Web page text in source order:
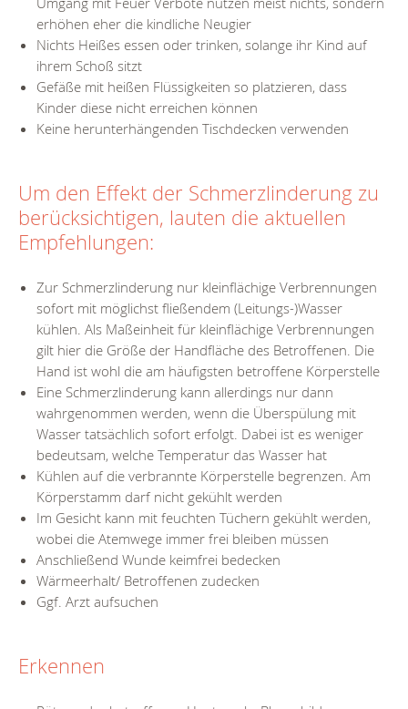
erhöhen eher die kindliche Neugier
Nichts Heißes essen oder trinken, solange ihr Kind auf
ihrem Schoß sitzt
Gefäße mit heißen Flüssigkeiten so platzieren, dass
Kinder diese nicht erreichen können
Keine herunterhängenden Tischdecken verwenden
Um den Effekt der Schmerzlinderung zu
berücksichtigen, lauten die aktuellen
Empfehlungen:
Zur Schmerzlinderung nur kleinflächige Verbrennungen
sofort mit möglichst fließendem (Leitungs-)Wasser
kühlen. Als Maßeinheit für kleinflächige Verbrennungen
gilt hier die Größe der Handfläche des Betroffenen. Die
Hand ist wohl die am häufigsten betroffene Körperstelle
Eine Schmerzlinderung kann allerdings nur dann
wahrgenommen werden, wenn die Überspülung mit
Wasser tatsächlich sofort erfolgt. Dabei ist es weniger
bedeutsam, welche Temperatur das Wasser hat
Kühlen auf die verbrannte Körperstelle begrenzen. Am
Körperstamm darf nicht gekühlt werden
Im Gesicht kann mit feuchten Tüchern gekühlt werden,
wobei die Atemwege immer frei bleiben müssen
Anschließend Wunde keimfrei bedecken
Wärmeerhalt/ Betroffenen zudecken
Ggf. Arzt aufsuchen
Erkennen